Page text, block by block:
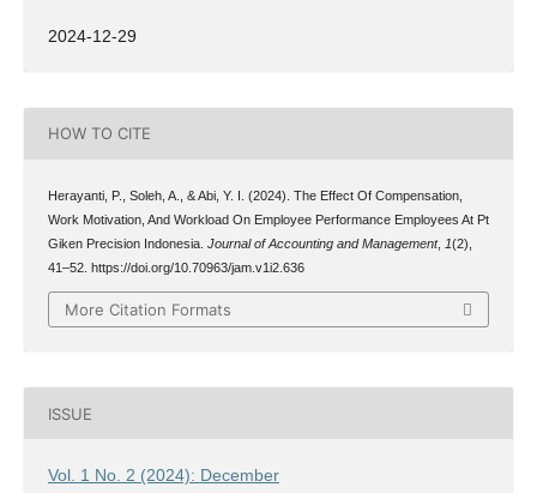
2024-12-29
HOW TO CITE
Herayanti, P., Soleh, A., & Abi, Y. I. (2024). The Effect Of Compensation,
Work Motivation, And Workload On Employee Performance Employees At Pt
Giken Precision Indonesia. Journal of Accounting and Management, 1(2),
41–52. https://doi.org/10.70963/jam.v1i2.636
More Citation Formats
ISSUE
Vol. 1 No. 2 (2024): December